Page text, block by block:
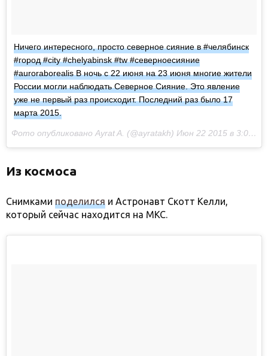
Ничего интересного, просто северное сияние в #челябинск
#город #city #chelyabinsk #tw #северноесияние
#auroraborealis В ночь с 22 июня на 23 июня многие жители
России могли наблюдать Северное Сияние. Это явление
уже не первый раз происходит. Последний раз было 17
марта 2015.
Фото опубликовано Ayrat A. (@ayratakh) Июн 22 2015 в 3:04 PDT
Из космоса
Снимками поделился и Астронавт Скотт Келли,
который сейчас находится на МКС.